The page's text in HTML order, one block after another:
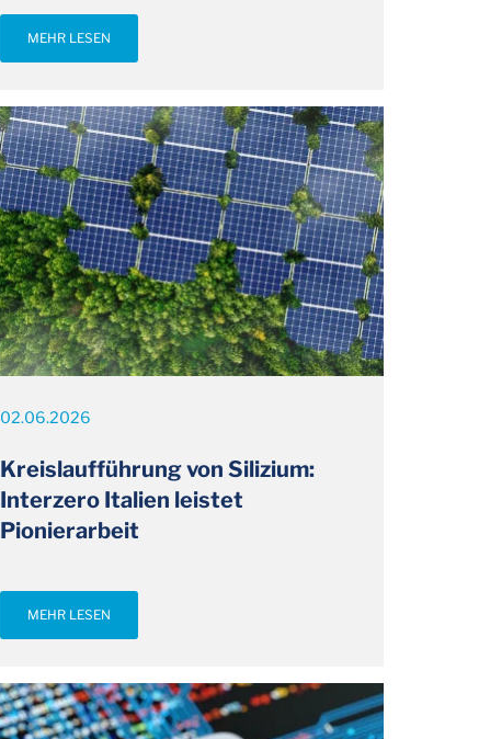
MEHR LESEN
02.06.2026
Kreislaufführung von Silizium:
Interzero Italien leistet
Pionierarbeit
MEHR LESEN